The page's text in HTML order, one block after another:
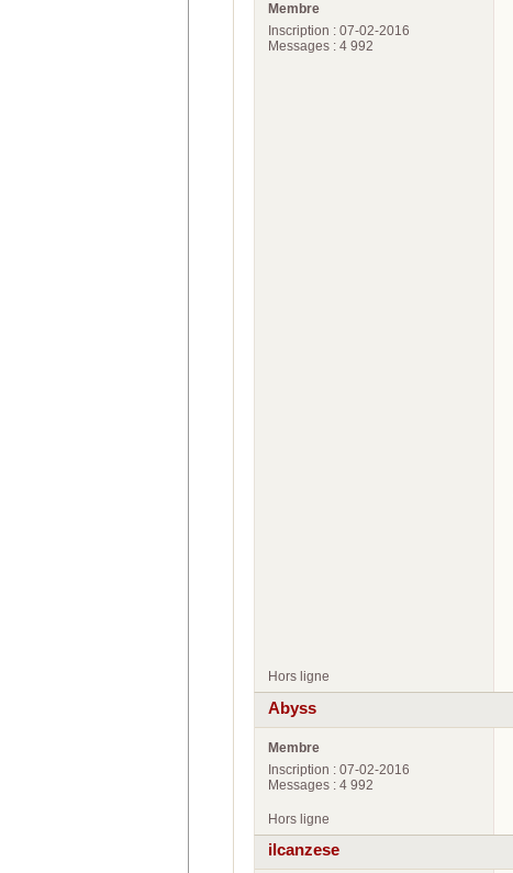
Membre
Inscription : 07-02-2016
Messages : 4 992
Hors ligne
Abyss
Membre
Inscription : 07-02-2016
Messages : 4 992
Hors ligne
ilcanzese